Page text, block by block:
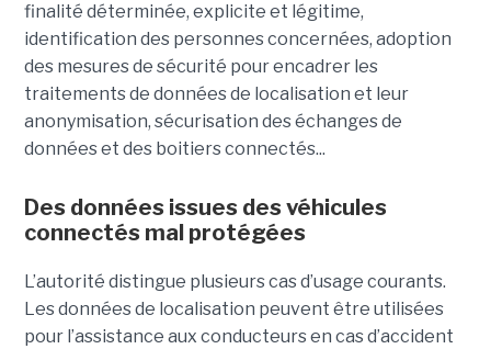
finalité déterminée, explicite et légitime,
identification des personnes concernées, adoption
des mesures de sécurité pour encadrer les
traitements de données de localisation et leur
anonymisation, sécurisation des échanges de
données et des boitiers connectés...
Des données issues des véhicules
connectés mal protégées
L’autorité distingue plusieurs cas d’usage courants.
Les données de localisation peuvent être utilisées
pour l’assistance aux conducteurs en cas d’accident